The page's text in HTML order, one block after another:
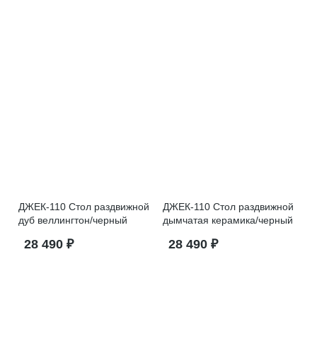
ДЖЕК-110 Стол раздвижной
дуб веллингтон/черный
28 490 ₽
ДЖЕК-110 Стол раздвижной
дымчатая керамика/черный
28 490 ₽